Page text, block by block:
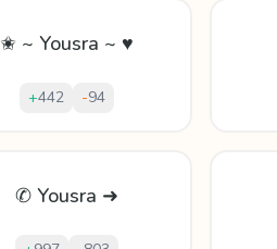
✬ ~ Yousra ~ ♥
+442 -94
✆ Yousra ➜